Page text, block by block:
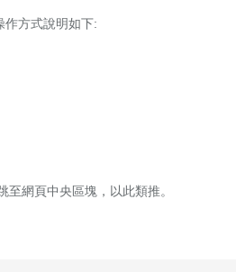
作方式說明如下:
網頁中央區塊，以此類推。